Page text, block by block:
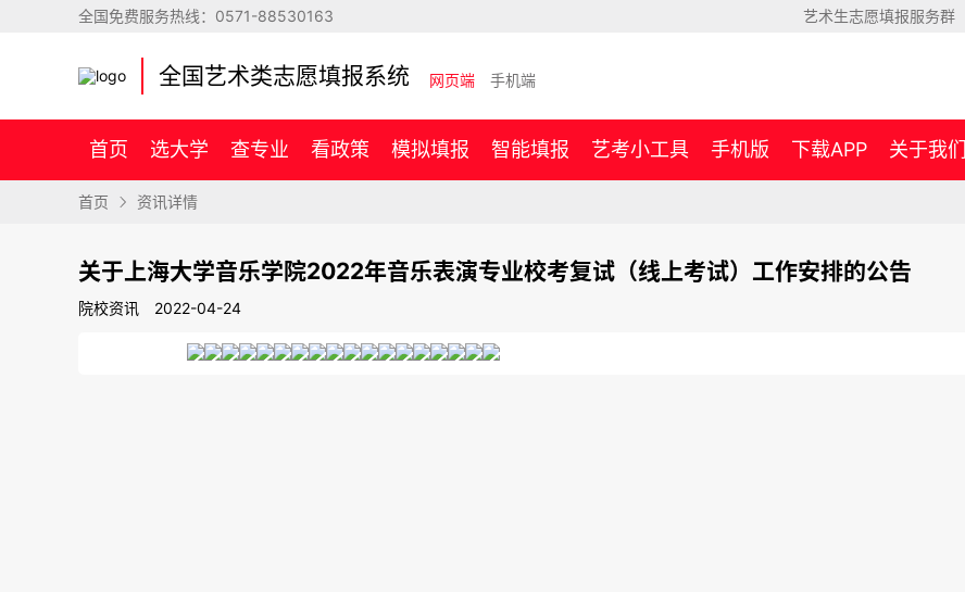
全国免费服务热线： 0571-88530163 艺术生志愿填报服务群
全国艺术类志愿填报系统 网页端 手机端
首页 选大学 查专业 看政策 模拟填报 智能填报 艺考小工具 手机版 下载APP 关于我们
首页 资讯详情
关于上海大学音乐学院2022年音乐表演专业校考复试（线上考试）工作安排的公告
院校资讯 2022-04-24